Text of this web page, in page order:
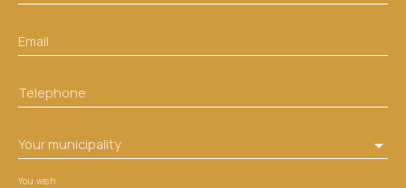
Email
Telephone
Your municipality
You wish